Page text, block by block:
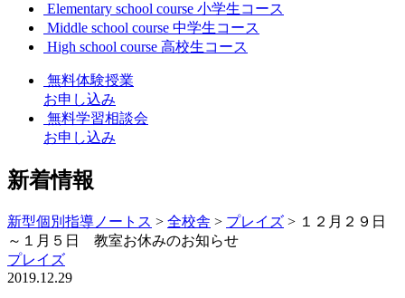
Elementary school course 小学生コース
Middle school course 中学生コース
High school course 高校生コース
無料体験授業
お申し込み
無料学習相談会
お申し込み
新着情報
新型個別指導ノートス > 全校舎 > プレイズ > １２月２９日
～１月５日 教室お休みのお知らせ
プレイズ
2019.12.29